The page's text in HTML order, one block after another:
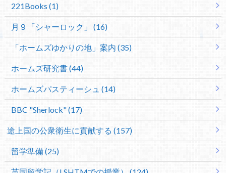
221Books (1)
月９「シャーロック」 (16)
「ホームズゆかりの地」案内 (35)
ホームズ研究書 (44)
ホームズパスティーシュ (14)
BBC "Sherlock" (17)
途上国の公衆衛生に貢献する (157)
留学準備 (25)